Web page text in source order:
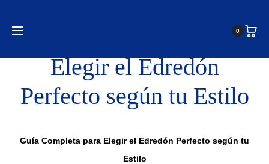
0
Elegir el Edredón
Perfecto según tu Estilo
Guía Completa para Elegir el Edredón Perfecto según tu
Estilo